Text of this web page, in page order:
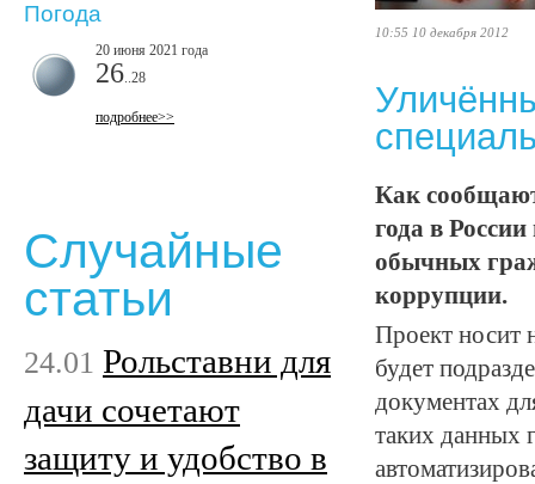
10:55 10 декабря 2012
Как
года в
обычных
коррупции.
Проект носит
будет
документах
таких данных
Погода
20 июня 2021 года
26 ..28
подробнее>>
Случайные
статьи
24.01 Рольставни для
дачи сочетают
защиту и удобство в